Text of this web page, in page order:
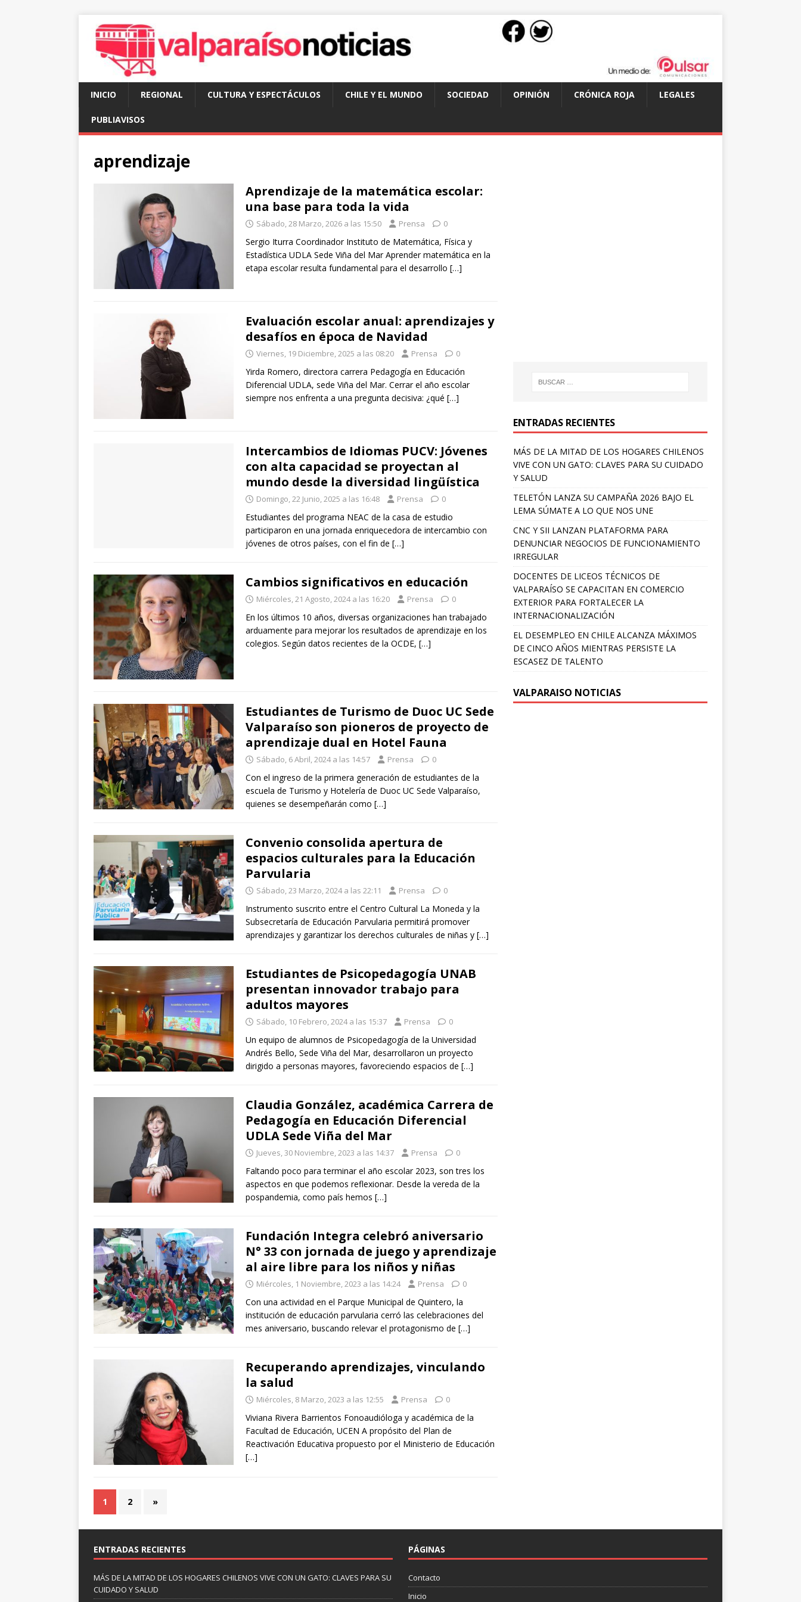
INICIO REGIONAL CULTURA Y ESPECTÁCULOS CHILE Y EL MUNDO SOCIEDAD OPINIÓN CRÓNICA ROJA LEGALES
PUBLIAVISOS
aprendizaje
Aprendizaje de la matemática escolar:
una base para toda la vida
Sábado, 28 Marzo, 2026 a las 15:50 Prensa 0
Sergio Iturra Coordinador Instituto de Matemática, Física y
Estadística UDLA Sede Viña del Mar Aprender matemática en la
etapa escolar resulta fundamental para el desarrollo […]
Evaluación escolar anual: aprendizajes y
desafíos en época de Navidad
Viernes, 19 Diciembre, 2025 a las 08:20 Prensa 0
Yirda Romero, directora carrera Pedagogía en Educación
Diferencial UDLA, sede Viña del Mar. Cerrar el año escolar
siempre nos enfrenta a una pregunta decisiva: ¿qué […]
Intercambios de Idiomas PUCV: Jóvenes
con alta capacidad se proyectan al
mundo desde la diversidad lingüística
Domingo, 22 Junio, 2025 a las 16:48 Prensa 0
Estudiantes del programa NEAC de la casa de estudio
participaron en una jornada enriquecedora de intercambio con
jóvenes de otros países, con el fin de […]
Cambios significativos en educación
Miércoles, 21 Agosto, 2024 a las 16:20 Prensa 0
En los últimos 10 años, diversas organizaciones han trabajado
arduamente para mejorar los resultados de aprendizaje en los
colegios. Según datos recientes de la OCDE, […]
Estudiantes de Turismo de Duoc UC Sede
Valparaíso son pioneros de proyecto de
aprendizaje dual en Hotel Fauna
Sábado, 6 Abril, 2024 a las 14:57 Prensa 0
Con el ingreso de la primera generación de estudiantes de la
escuela de Turismo y Hotelería de Duoc UC Sede Valparaíso,
quienes se desempeñarán como […]
Convenio consolida apertura de
espacios culturales para la Educación
Parvularia
Sábado, 23 Marzo, 2024 a las 22:11 Prensa 0
Instrumento suscrito entre el Centro Cultural La Moneda y la
Subsecretaría de Educación Parvularia permitirá promover
aprendizajes y garantizar los derechos culturales de niñas y […]
Estudiantes de Psicopedagogía UNAB
presentan innovador trabajo para
adultos mayores
Sábado, 10 Febrero, 2024 a las 15:37 Prensa 0
Un equipo de alumnos de Psicopedagogía de la Universidad
Andrés Bello, Sede Viña del Mar, desarrollaron un proyecto
dirigido a personas mayores, favoreciendo espacios de […]
Claudia González, académica Carrera de
Pedagogía en Educación Diferencial
UDLA Sede Viña del Mar
Jueves, 30 Noviembre, 2023 a las 14:37 Prensa 0
Faltando poco para terminar el año escolar 2023, son tres los
aspectos en que podemos reflexionar. Desde la vereda de la
pospandemia, como país hemos […]
Fundación Integra celebró aniversario
N° 33 con jornada de juego y aprendizaje
al aire libre para los niños y niñas
Miércoles, 1 Noviembre, 2023 a las 14:24 Prensa 0
Con una actividad en el Parque Municipal de Quintero, la
institución de educación parvularia cerró las celebraciones del
mes aniversario, buscando relevar el protagonismo de […]
Recuperando aprendizajes, vinculando
la salud
Miércoles, 8 Marzo, 2023 a las 12:55 Prensa 0
Viviana Rivera Barrientos Fonoaudióloga y académica de la
Facultad de Educación, UCEN A propósito del Plan de
Reactivación Educativa propuesto por el Ministerio de Educación
[…]
1 2 »
ENTRADAS RECIENTES
MÁS DE LA MITAD DE LOS HOGARES CHILENOS
VIVE CON UN GATO: CLAVES PARA SU CUIDADO
Y SALUD
TELETÓN LANZA SU CAMPAÑA 2026 BAJO EL
LEMA SÚMATE A LO QUE NOS UNE
CNC Y SII LANZAN PLATAFORMA PARA
DENUNCIAR NEGOCIOS DE FUNCIONAMIENTO
IRREGULAR
DOCENTES DE LICEOS TÉCNICOS DE
VALPARAÍSO SE CAPACITAN EN COMERCIO
EXTERIOR PARA FORTALECER LA
INTERNACIONALIZACIÓN
EL DESEMPLEO EN CHILE ALCANZA MÁXIMOS
DE CINCO AÑOS MIENTRAS PERSISTE LA
ESCASEZ DE TALENTO
VALPARAISO NOTICIAS
ENTRADAS RECIENTES
MÁS DE LA MITAD DE LOS HOGARES CHILENOS VIVE CON UN GATO: CLAVES PARA SU
CUIDADO Y SALUD
PÁGINAS
Contacto
Inicio